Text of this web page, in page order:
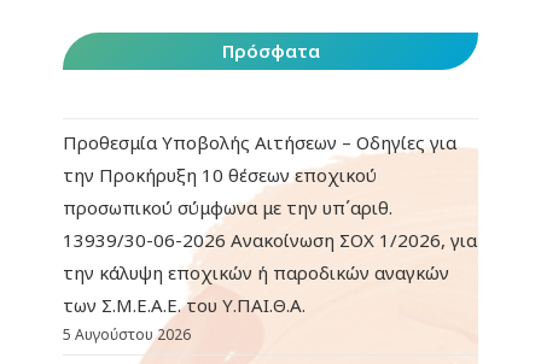
Πρόσφατα
Προθεσμία Υποβολής Αιτήσεων – Οδηγίες για
την Προκήρυξη 10 θέσεων εποχικού
προσωπικού σύμφωνα με την υπ΄αριθ.
13939/30-06-2026 Ανακοίνωση ΣΟΧ 1/2026, για
την κάλυψη εποχικών ή παροδικών αναγκών
των Σ.Μ.Ε.Α.Ε. του Υ.ΠΑΙ.Θ.Α.
5 Αυγούστου 2026